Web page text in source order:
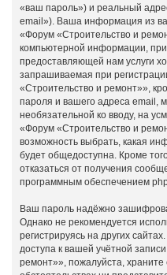
«ваш пароль») и реальный
email»). Ваша информация из
«Форум «Строительство и
компьютерной информации,
предоставляющей нам услуги
запрашиваемая при
«Строительство и ремонт»»,
пароля и вашего адреса email,
необязательной ко вводу, на
«Форум «Строительство и
возможность выбрать, какая
будет общедоступна. Кроме
отказаться от получения
программным обеспечением
Ваш пароль надёжно
Однако не рекомендуется
регистрируясь на других
доступа к вашей учётной
ремонт»», пожалуйста, храните